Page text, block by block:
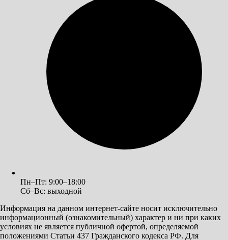
Пн–Пт: 9:00–18:00
Сб–Вс: выходной
Информация на данном интернет-сайте носит исключительно
информационный (ознакомительный) характер и ни при каких
условиях не является публичной офертой, определяемой
положениями Статьи 437 Гражданского кодекса РФ. Для